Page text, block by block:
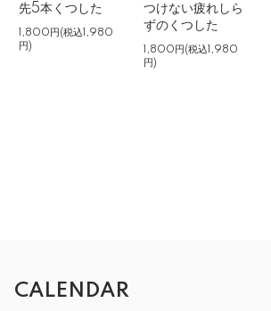
先5本くつした
1,800円(税込1,980
円)
つけない疲れしら
ずのくつした
1,800円(税込1,980
円)
CALENDAR